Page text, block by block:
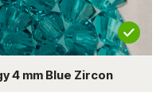
4 mm Blue Zircon